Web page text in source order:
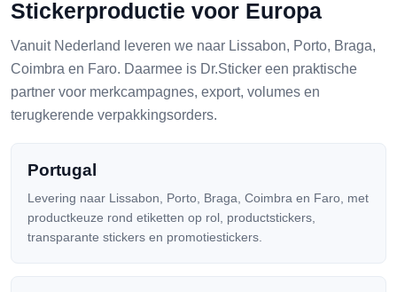
Stickerproductie voor Europa
Vanuit Nederland leveren we naar Lissabon, Porto, Braga,
Coimbra en Faro. Daarmee is Dr.Sticker een praktische
partner voor merkcampagnes, export, volumes en
terugkerende verpakkingsorders.
Portugal
Levering naar Lissabon, Porto, Braga, Coimbra en Faro, met
productkeuze rond etiketten op rol, productstickers,
transparante stickers en promotiestickers.